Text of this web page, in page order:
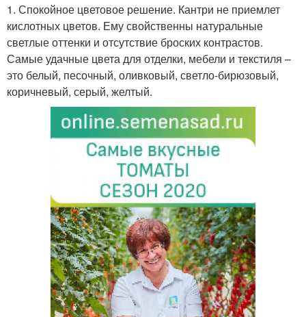
1. Спокойное цветовое решение. Кантри не приемлет
кислотных цветов. Ему свойственны натуральные
светлые оттенки и отсутствие броских контрастов.
Самые удачные цвета для отделки, мебели и текстиля –
это белый, песочный, оливковый, светло-бирюзовый,
коричневый, серый, желтый.